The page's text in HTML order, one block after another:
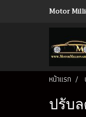
Motor
หน้าแรก
ปรับ